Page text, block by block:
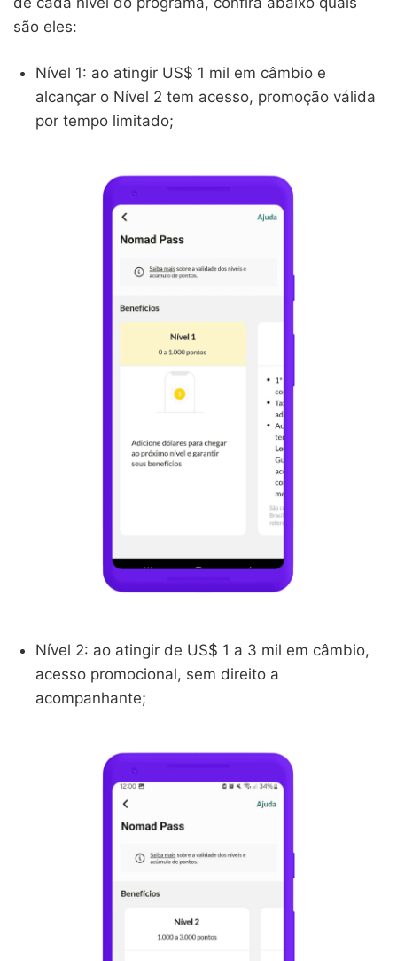
são eles:
Nível 1: ao atingir US$ 1 mil em câmbio e
alcançar o Nível 2 tem acesso, promoção válida
por tempo limitado;
Nível 2: ao atingir de US$ 1 a 3 mil em câmbio,
acesso promocional, sem direito a
acompanhante;